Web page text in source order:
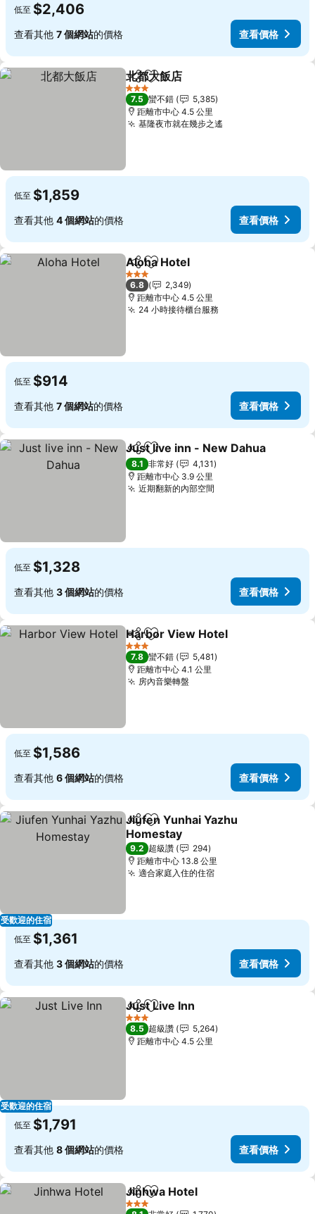
低至 $2,406
查看其他 7 個網站的價格 查看價格
分享 加入我的最愛
北都大飯店
3 星級
7.5 蠻不錯
5,385
距離市中心 4.5 公里
基隆夜市就在幾步之遙
低至 $1,859
查看其他 4 個網站的價格 查看價格
分享 加入我的最愛
Aloha Hotel
3 星級
6.8
2,349
距離市中心 4.5 公里
24 小時接待櫃台服務
低至 $914
查看其他 7 個網站的價格 查看價格
分享 加入我的最愛
Just live inn - New Dahua
8.1 非常好
4,131
距離市中心 3.9 公里
近期翻新的內部空間
低至 $1,328
查看其他 3 個網站的價格 查看價格
分享 加入我的最愛
Harbor View Hotel
3 星級
7.8 蠻不錯
5,481
距離市中心 4.1 公里
房內音樂轉盤查看價格
低至 $1,586
查看其他 6 個網站的價格 查看價格
受歡迎的住宿
分享 加入我的最愛
Jiufen Yunhai Yazhu
Homestay
查看價格
9.2 超級讚
294
距離市中心 13.8 公里
適合家庭入住的住宿查看價格
低至 $1,361
查看其他 3 個網站的價格 查看價格
受歡迎的住宿
分享 加入我的最愛
Just Live Inn
3 星級
8.5 超級讚
5,264
距離市中心 4.5 公里
低至 $1,791
查看其他 8 個網站的價格 查看價格
分享 加入我的最愛
Jinhwa Hotel
3 星級